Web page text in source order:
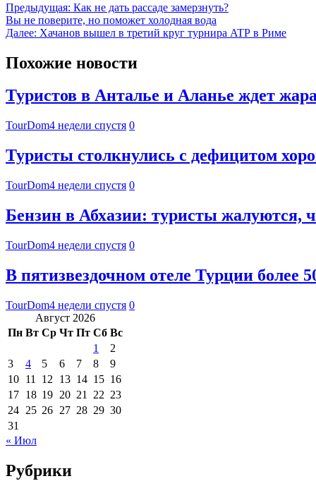
Предыдущая: Как не дать рассаде замерзнуть?
Вы не поверите, но поможет холодная вода
Далее: Хачанов вышел в третий круг турнира ATP в Риме
Похожие новости
Туристов в Анталье и Аланье ждет жара
TourDom4 недели спустя 0
Туристы столкнулись с дефицитом
TourDom4 недели спустя 0
Бензин в Абхазии: туристы жалуются,
TourDom4 недели спустя 0
В пятизвездочном отеле Турции более
TourDom4 недели спустя 0
Август 2026
Пн Вт Ср Чт Пт Сб Вс
1
2
3
4 5 6 7 8
9
10 11 12 13 14 15 16
17 18 19 20 21 22 23
24 25 26 27 28 29 30
31
« Июл
Рубрики